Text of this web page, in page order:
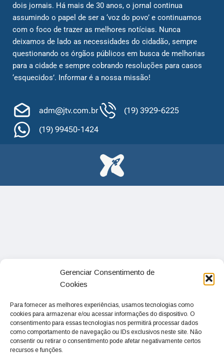
Gerenciar Consentimento de
Cookies
Para fornecer as melhores experiências, usamos tecnologias como
cookies para armazenar e/ou acessar informações do dispositivo. O
consentimento para essas tecnologias nos permitirá processar dados
como comportamento de navegação ou IDs exclusivos neste site. Não
consentir ou retirar o consentimento pode afetar negativamente certos
recursos e funções.
dois jornais. Há mais de 30 anos, o jornal continua
assumindo o papel de ser a ‘voz do povo’ e continuamos
com o foco de trazer as melhores notícias. Nunca
deixamos de lado as necessidades do cidadão, sempre
questionando os órgãos públicos em busca de melhorias
para a cidade e sempre cobrando resoluções para casos
‘esquecidos’. Informar é a nossa missão!
adm@jtv.com.br
(19) 3929-6225
(19) 99450-1424